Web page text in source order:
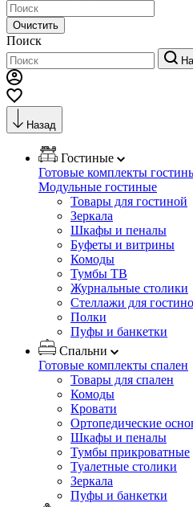
Очистить
Поиск
Назад
Гостиные
Готовые комплекты
Модульные гостиные
Товары для гостиной
Зеркала
Шкафы и пеналы
Буфеты и витрины
Комоды
Тумбы ТВ
Журнальные столики
Стеллажи для
Полки
Пуфы и банкетки
Спальни
Готовые комплекты спален
Товары для спален
Комоды
Кровати
Ортопедические
Шкафы и пеналы
Тумбы прикроватные
Туалетные столики
Зеркала
Пуфы и банкетки